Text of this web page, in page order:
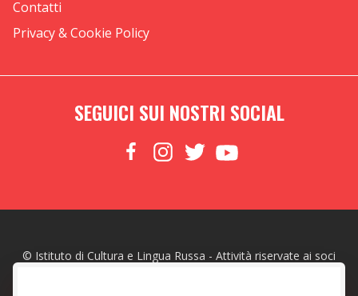
Contatti
Privacy & Cookie Policy
SEGUICI SUI NOSTRI SOCIAL
© Istituto di Cultura e Lingua Russa - Attività riservate ai soci